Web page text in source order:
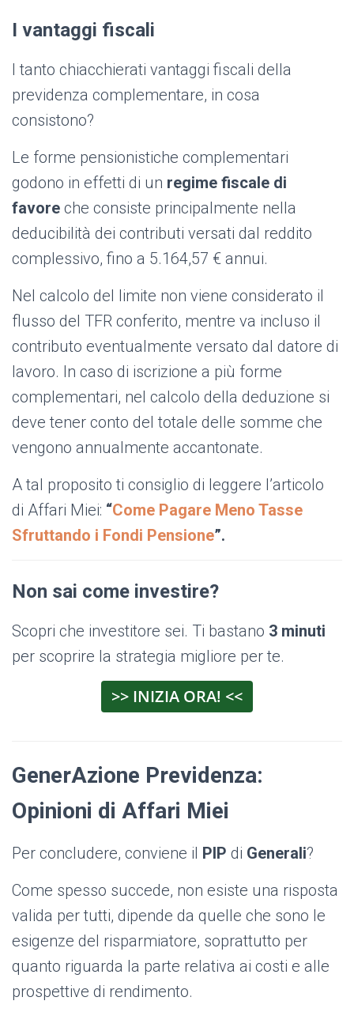
I vantaggi fiscali
I tanto chiacchierati vantaggi fiscali della
previdenza complementare, in cosa
consistono?
Le forme pensionistiche complementari
godono in effetti di un regime fiscale di
favore che consiste principalmente nella
deducibilità dei contributi versati dal reddito
complessivo, fino a 5.164,57 € annui.
Nel calcolo del limite non viene considerato il
flusso del TFR conferito, mentre va incluso il
contributo eventualmente versato dal datore di
lavoro. In caso di iscrizione a più forme
complementari, nel calcolo della deduzione si
deve tener conto del totale delle somme che
vengono annualmente accantonate.
A tal proposito ti consiglio di leggere l’articolo
di Affari Miei: “Come Pagare Meno Tasse
Sfruttando i Fondi Pensione”.
Non sai come investire?
Scopri che investitore sei. Ti bastano 3 minuti
per scoprire la strategia migliore per te.
>> INIZIA ORA! <<
GenerAzione Previdenza:
Opinioni di Affari Miei
Per concludere, conviene il PIP di Generali?
Come spesso succede, non esiste una risposta
valida per tutti, dipende da quelle che sono le
esigenze del risparmiatore, soprattutto per
quanto riguarda la parte relativa ai costi e alle
prospettive di rendimento.